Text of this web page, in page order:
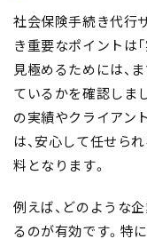
社会保険手続き代行
き重要なポイントは「
見極めるためには、
ているかを確認しま
の実績やクライアン
は、安心して任せら
料となります。
例えば、どのような
るのが有効です。特に